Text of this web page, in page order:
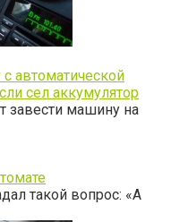
автоматической
сел аккумулятор
завести машину на
такой вопрос: «А